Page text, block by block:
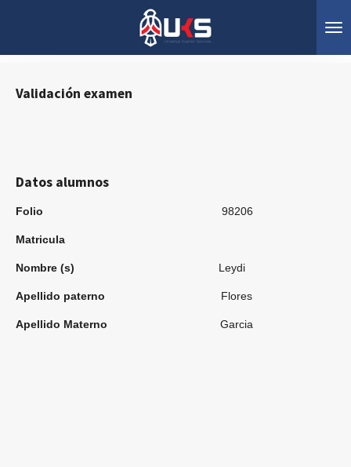
Validación examen
Datos alumnos
Folio 98206
Matricula
Nombre (s) Leydi
Apellido paterno Flores
Apellido Materno Garcia